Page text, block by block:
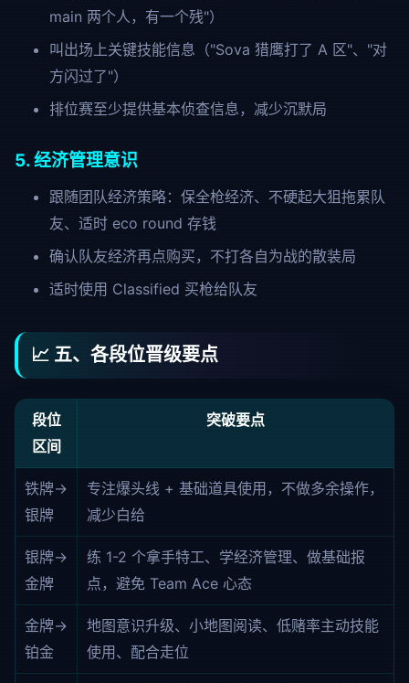
main 两个人，有一个残"）
叫出场上关键技能信息（"Sova 猎鹰打了 A 区"、"对
方闪过了"）
排位赛至少提供基本侦查信息，减少沉默局
5. 经济管理意识
跟随团队经济策略：保全枪经济、不硬起大狙拖累队
友、适时 eco round 存钱
确认队友经济再点购买，不打各自为战的散装局
适时使用 Classified 买枪给队友
📈 五、各段位晋级要点
段位
区间
突破要点
铁牌→
银牌
专注爆头线 + 基础道具使用，不做多余操作，
减少白给
银牌→
金牌
练 1-2 个拿手特工、学经济管理、做基础报
点，避免 Team Ace 心态
金牌→
铂金
地图意识升级、小地图阅读、低赌率主动技能
使用、配合走位